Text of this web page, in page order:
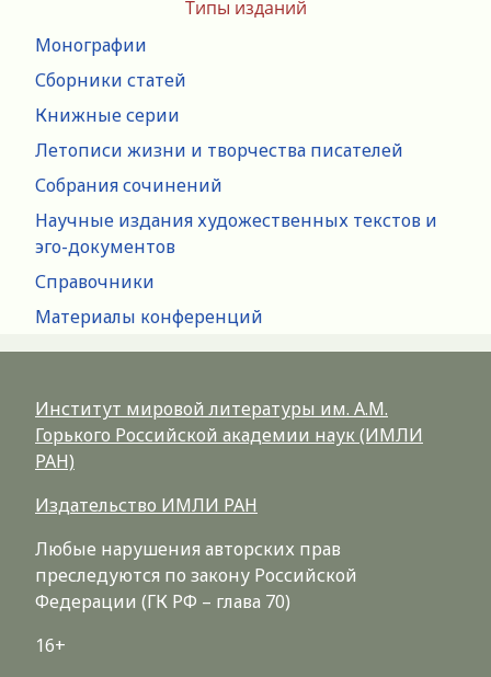
Типы изданий
Монографии
Сборники статей
Книжные серии
Летописи жизни и творчества писателей
Собрания сочинений
Научные издания художественных текстов и
эго-документов
Справочники
Материалы конференций
Институт мировой литературы им. А.М.
Горького Российской академии наук (ИМЛИ
РАН)
Издательство ИМЛИ РАН
Любые нарушения авторских прав
преследуются по закону Российской
Федерации (ГК РФ – глава 70)
16+